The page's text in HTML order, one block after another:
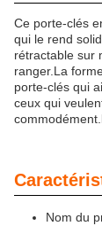
Ce porte-clés
qui le rend
rétractable sur
ranger.La
porte-clés qui
ceux qui
Nom du